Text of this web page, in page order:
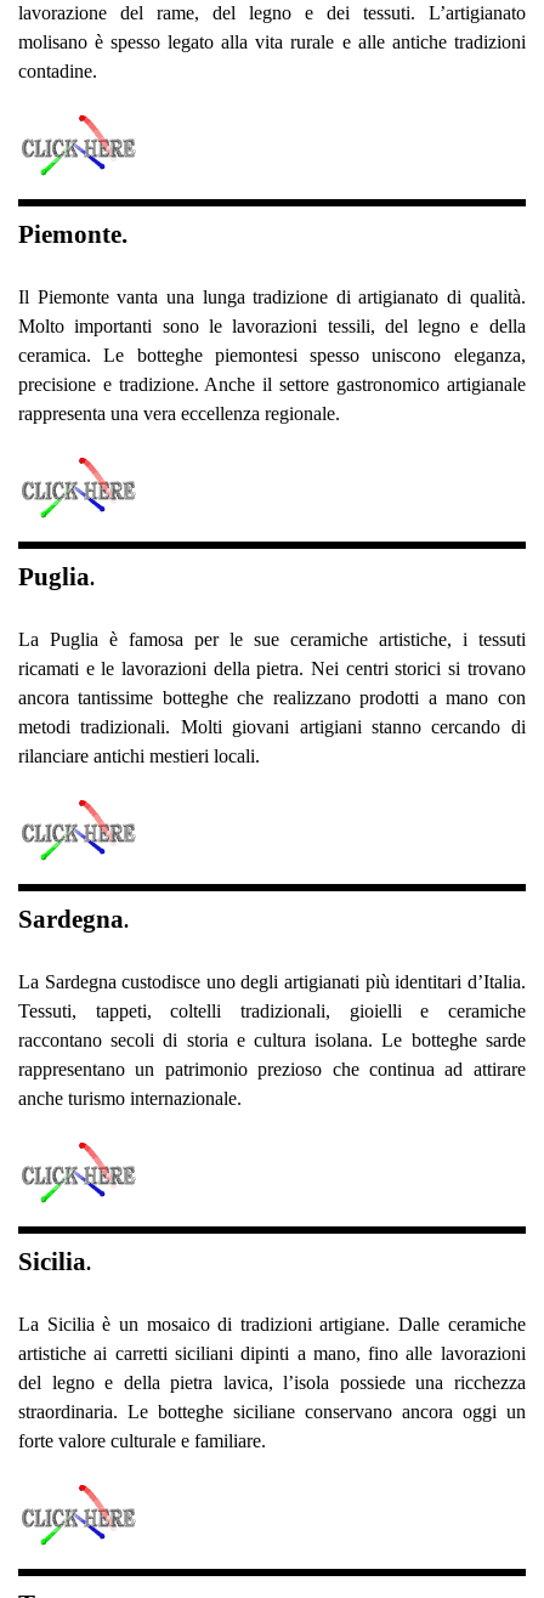
lavorazione del rame, del legno e dei tessuti. L’artigianato
molisano è spesso legato alla vita rurale e alle antiche tradizioni
contadine.
Piemonte.
Il Piemonte vanta una lunga tradizione di artigianato di qualità.
Molto importanti sono le lavorazioni tessili, del legno e della
ceramica. Le botteghe piemontesi spesso uniscono eleganza,
precisione e tradizione. Anche il settore gastronomico artigianale
rappresenta una vera eccellenza regionale.
Puglia.
La Puglia è famosa per le sue ceramiche artistiche, i tessuti
ricamati e le lavorazioni della pietra. Nei centri storici si trovano
ancora tantissime botteghe che realizzano prodotti a mano con
metodi tradizionali. Molti giovani artigiani stanno cercando di
rilanciare antichi mestieri locali.
Sardegna.
La Sardegna custodisce uno degli artigianati più identitari d’Italia.
Tessuti, tappeti, coltelli tradizionali, gioielli e ceramiche
raccontano secoli di storia e cultura isolana. Le botteghe sarde
rappresentano un patrimonio prezioso che continua ad attirare
anche turismo internazionale.
Sicilia.
La Sicilia è un mosaico di tradizioni artigiane. Dalle ceramiche
artistiche ai carretti siciliani dipinti a mano, fino alle lavorazioni
del legno e della pietra lavica, l’isola possiede una ricchezza
straordinaria. Le botteghe siciliane conservano ancora oggi un
forte valore culturale e familiare.